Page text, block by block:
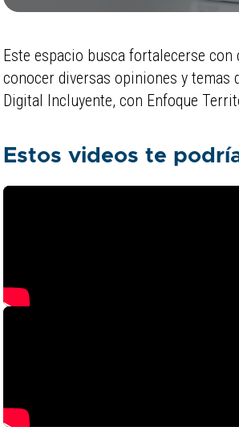
Este espacio busca fortalecerse
conocer diversas opiniones y temas
Digital Incluyente, con Enfoque
Estos videos te